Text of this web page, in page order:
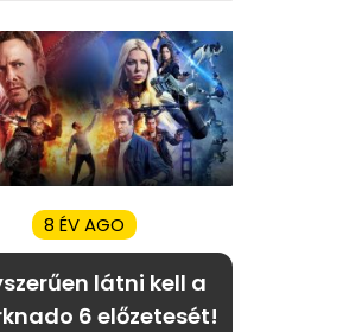
8 ÉV AGO
látni kell a
6 előzetesét!